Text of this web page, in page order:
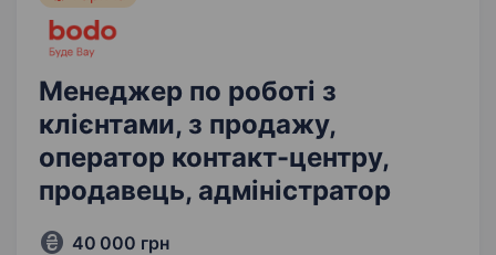
Менеджер по роботі з
клієнтами, з продажу,
оператор контакт-центру,
продавець, адміністратор
40 000 грн